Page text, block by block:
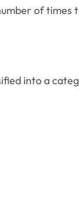
of
into a